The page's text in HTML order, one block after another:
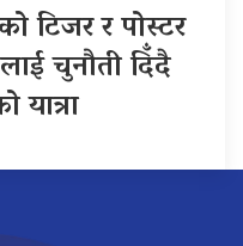
टिजर र पोस्टर
चुनौती दिँदै